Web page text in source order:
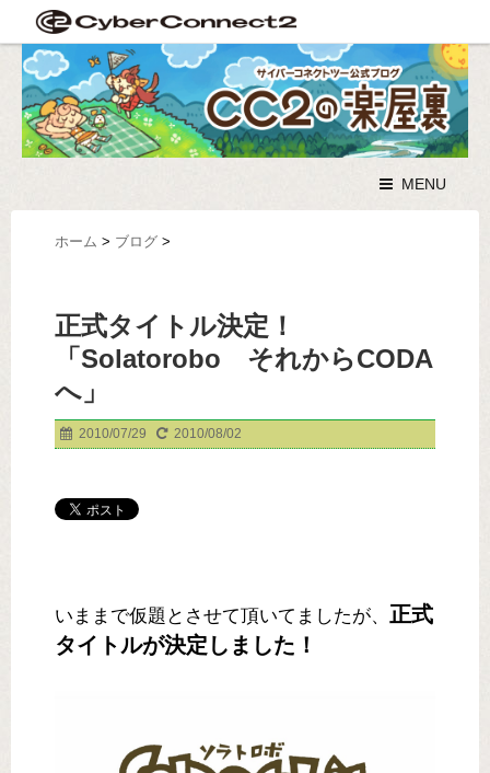
MENU
ホーム > ブログ >
正式タイトル決定！
「Solatorobo それからCODA
へ」
2010/07/29 2010/08/02
いままで仮題とさせて頂いてましたが、 正式
タイトルが決定しました！